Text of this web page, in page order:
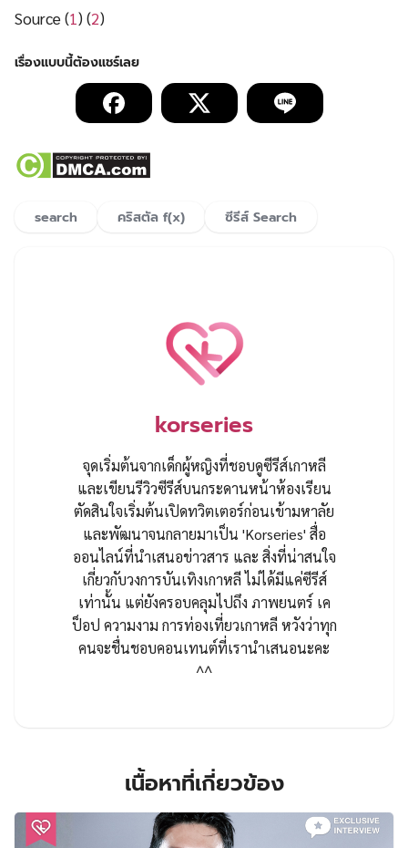
Source (1) (2)
search คริสตัล f(x) ซีรีส์ Search
korseries
จุดเริ่มต้นจากเด็กผู้หญิงที่ชอบดูซีรีส์เกาหลี
และเขียนรีวิวซีรีส์บนกระดานหน้าห้องเรียน
ตัดสินใจเริ่มต้นเปิดทวิตเตอร์ก่อนเข้ามหาลัย
และพัฒนาจนกลายมาเป็น 'Korseries' สื่อ
ออนไลน์ที่นำเสนอข่าวสาร และ สิ่งที่น่าสนใจ
เกี่ยวกับวงการบันเทิงเกาหลี ไม่ได้มีแค่ซีรีส์
เท่านั้น แต่ยังครอบคลุมไปถึง ภาพยนตร์ เค
ป็อป ความงาม การท่องเที่ยวเกาหลี หวังว่าทุก
คนจะชื่นชอบคอนเทนต์ที่เรานำเสนอนะคะ
^^
เนื้อหาที่เกี่ยวข้อง